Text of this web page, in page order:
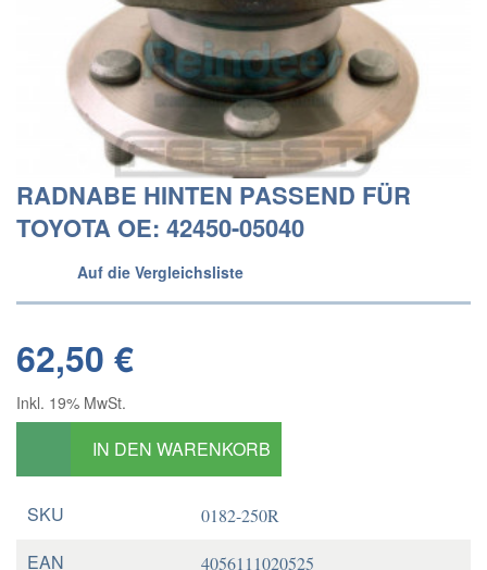
RADNABE HINTEN PASSEND FÜR
TOYOTA OE: 42450-05040
Auf die Vergleichsliste
62,50 €
Inkl. 19% MwSt.
IN DEN WARENKORB
SKU 0182-250R
EAN 4056111020525